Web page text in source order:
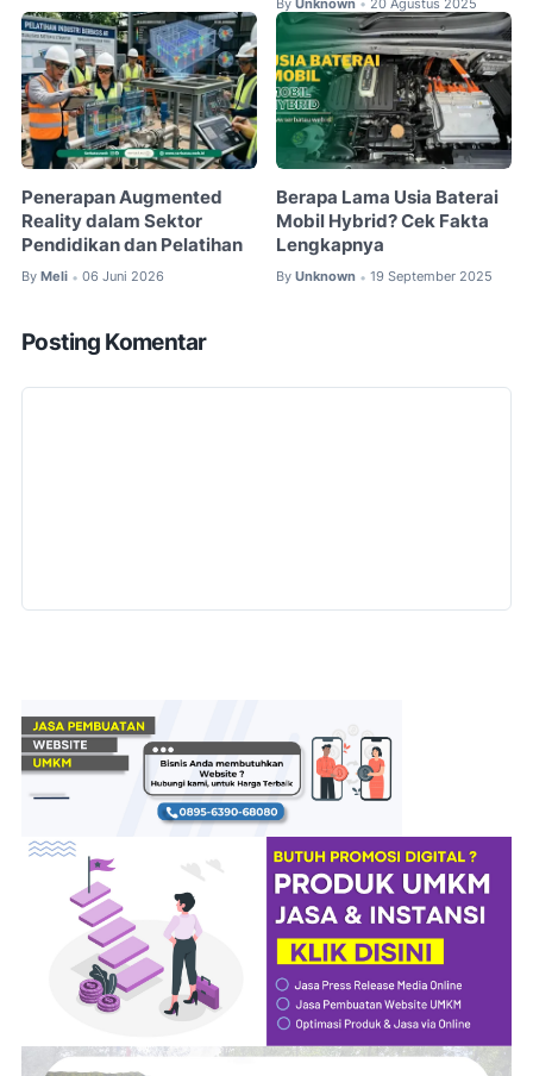
By Unknown • 20 Agustus 2025
Penerapan Augmented
Reality dalam Sektor
Pendidikan dan Pelatihan
By Meli • 06 Juni 2026
Berapa Lama Usia Baterai
Mobil Hybrid? Cek Fakta
Lengkapnya
By Unknown • 19 September 2025
Posting Komentar